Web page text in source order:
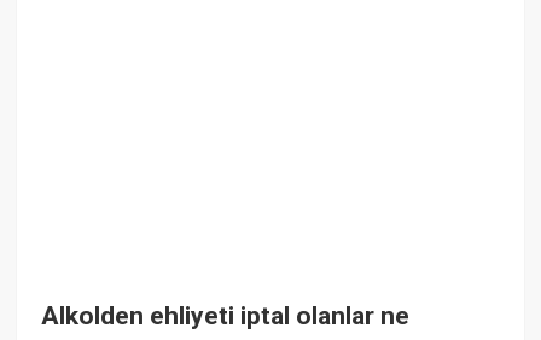
Alkolden ehliyeti iptal olanlar ne